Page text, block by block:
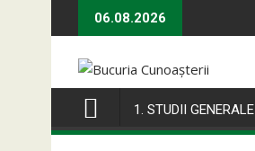
to
06.08.2026
1. STUDII GENERALE